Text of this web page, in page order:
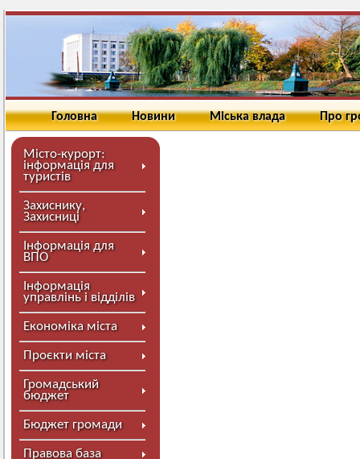
Головна Новини Міська влада Про
Місто-курорт:
інформація для
туристів
Захиснику,
Захисниці
Інформація для
ВПО
Інформація
управлінь і відділів
Економіка міста
Проєкти міста
Громадський
бюджет
Бюджет громади
Правова база